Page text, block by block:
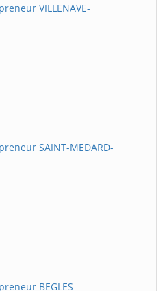
VILLENAVE-
SAINT-MEDARD-
BEGLES